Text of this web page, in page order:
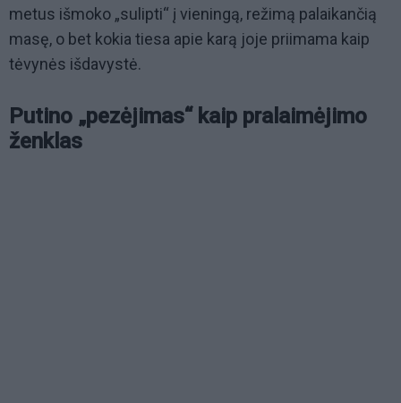
metus išmoko „sulipti“ į vieningą, režimą palaikančią
masę, o bet kokia tiesa apie karą joje priimama kaip
tėvynės išdavystė.
Putino „pezėjimas“ kaip pralaimėjimo
ženklas